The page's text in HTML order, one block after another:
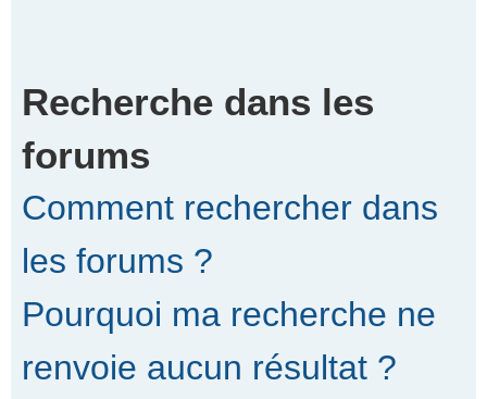
Recherche dans les
forums
Comment rechercher dans
les forums ?
Pourquoi ma recherche ne
renvoie aucun résultat ?